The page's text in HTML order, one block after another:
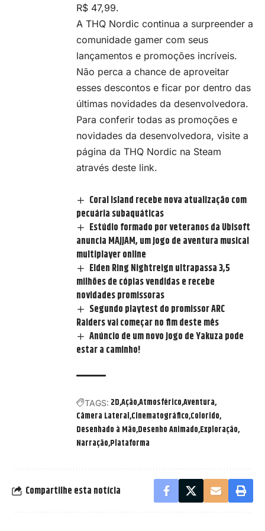
R$ 47,99.
A THQ Nordic continua a surpreender a
comunidade gamer com seus
lançamentos e promoções incríveis.
Não perca a chance de aproveitar
esses descontos e ficar por dentro das
últimas novidades da desenvolvedora.
Para conferir todas as promoções e
novidades da desenvolvedora, visite a
página da THQ Nordic na Steam
através deste link.
Coral Island recebe nova atualização com
pecuária subaquáticas
Estúdio formado por veteranos da Ubisoft
anuncia MAJJAM, um jogo de aventura musical
multiplayer online
Elden Ring Nightreign ultrapassa 3,5
milhões de cópias vendidas e recebe
novidades promissoras
Segundo playtest do promissor ARC
Raiders vai começar no fim deste mês
Anúncio de um novo jogo de Yakuza pode
estar a caminho!
TAGS: 2DAçãoAtmosféricoAventura
Câmera Lateral Cinematográfico Colorido
Desenhado à Mão Desenho Animado Exploração
Narração Plataforma
Compartilhe esta notícia